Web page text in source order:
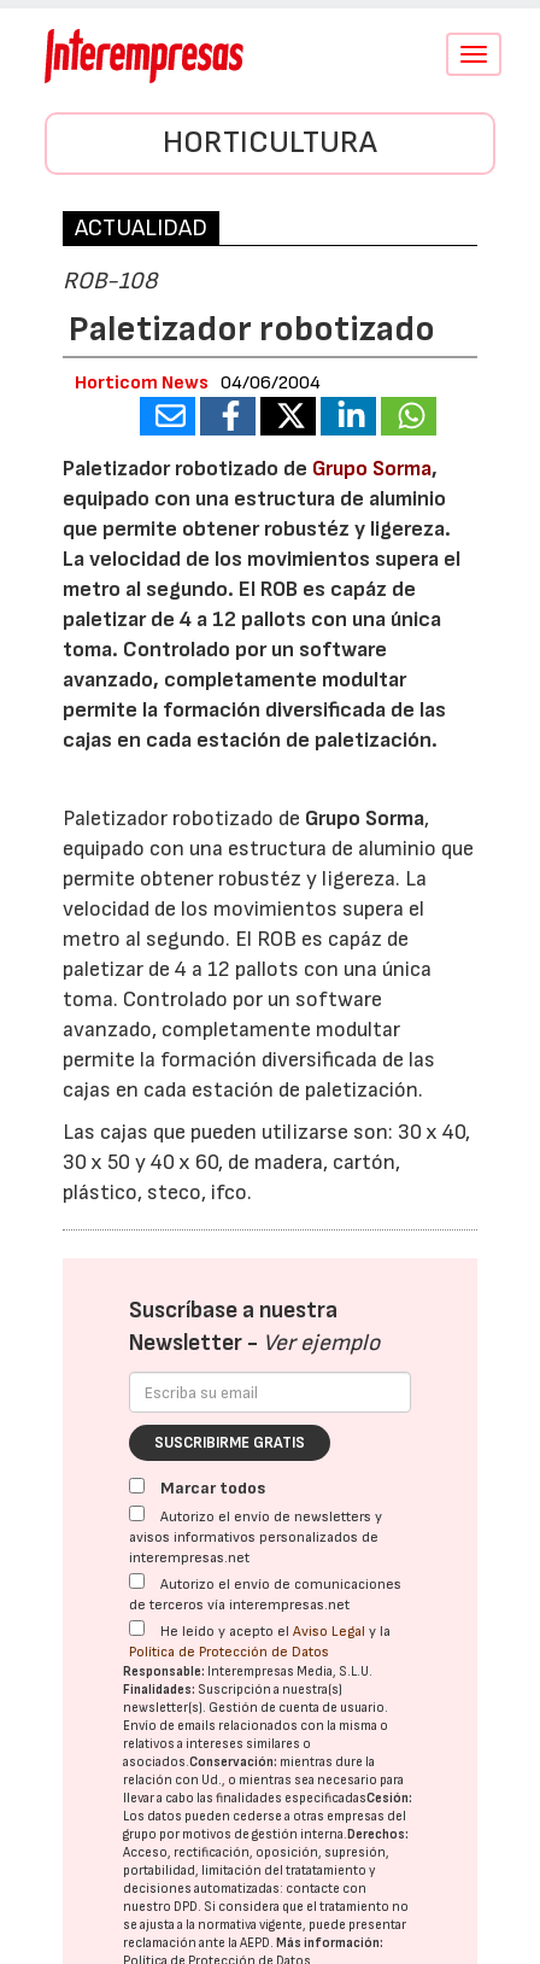
Conmutar
HORTICULTURA
ACTUALIDAD
ROB-108
Paletizador robotizado
Horticom News 04/06/2004
Paletizador robotizado de Grupo Sorma,
equipado con una estructura de aluminio
que permite obtener robustéz y ligereza.
La velocidad de los movimientos supera el
metro al segundo. El ROB es capáz de
paletizar de 4 a 12 pallots con una única
toma. Controlado por un software
avanzado, completamente modultar
permite la formación diversificada de las
cajas en cada estación de paletización.
Paletizador robotizado de Grupo Sorma,
equipado con una estructura de aluminio que
permite obtener robustéz y ligereza. La
velocidad de los movimientos supera el
metro al segundo. El ROB es capáz de
paletizar de 4 a 12 pallots con una única
toma. Controlado por un software
avanzado, completamente modultar
permite la formación diversificada de las
cajas en cada estación de paletización.
Las cajas que pueden utilizarse son: 30 x 40,
30 x 50 y 40 x 60, de madera, cartón,
plástico, steco, ifco.
Suscríbase a nuestra
Newsletter - Ver ejemplo
SUSCRIBIRME GRATIS
Marcar todos
Autorizo el envío de newsletters y
avisos informativos personalizados de
interempresas.net
Autorizo el envío de comunicaciones
de terceros vía interempresas.net
He leído y acepto elAviso Legal y la
Política de Protección de Datos
Responsable: Interempresas Media, S.L.U.
Finalidades: Suscripción a nuestra(s)
newsletter(s). Gestión de cuenta de usuario.
Envío de emails relacionados con la misma o
relativos a intereses similares o
asociados.Conservación: mientras dure la
relación con Ud., o mientras sea necesario para
llevar a cabo las finalidades especificadasCesión:
Los datos pueden cederse a otras empresas del
grupo por motivos de gestión interna. Derechos:
Acceso, rectificación, oposición, supresión,
portabilidad, limitación del tratatamiento y
decisiones automatizadas: contacte con
nuestro DPD. Si considera que el tratamiento no
se ajusta a la normativa vigente, puede presentar
reclamación ante laAEPD. Más información: